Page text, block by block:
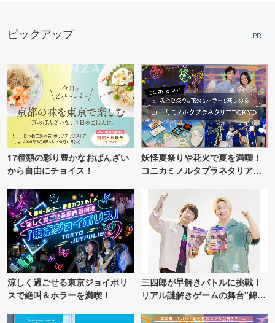
ピックアップ PR
17種類の彩り豊かなおばんざい
から自由にチョイス！
妖怪夏祭りや花火で夏を満喫！
コニカミノルタプラネタリア
涼しく過ごせる東京ジョイポリ
スで絶叫＆ホラーを満喫！
三四郎が早解きバトルに挑戦！
リアル謎解きゲームの舞台"錦糸